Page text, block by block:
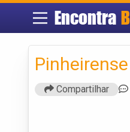
Encontra
Compartilhar